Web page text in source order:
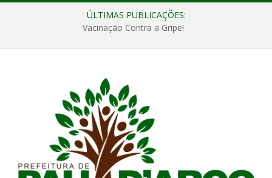
ÚLTIMAS PUBLICAÇÕES:
Vacinação Contra a Gripe!